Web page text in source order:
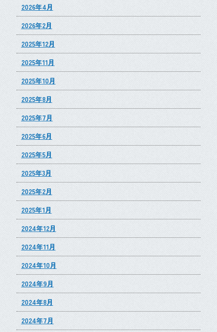
2026年4月
2026年2月
2025年12月
2025年11月
2025年10月
2025年8月
2025年7月
2025年6月
2025年5月
2025年3月
2025年2月
2025年1月
2024年12月
2024年11月
2024年10月
2024年9月
2024年8月
2024年7月